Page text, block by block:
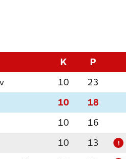
K P
10 23
10 18
10 16
10 13 !